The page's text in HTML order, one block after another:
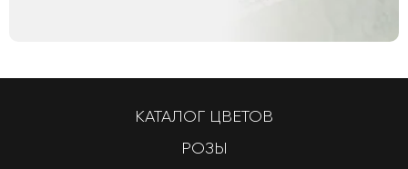
КАТАЛОГ ЦВЕТОВ
РОЗЫ